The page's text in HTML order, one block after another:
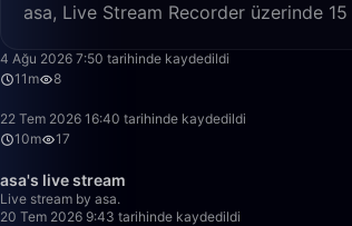
asa, Live Stream Recorder üzerinde
4 Ağu 2026 7:50 tarihinde kaydedildi
11m
8
22 Tem 2026 16:40 tarihinde kaydedildi
10m
17
asa's live stream
Live stream by asa.
20 Tem 2026 9:43 tarihinde kaydedildi